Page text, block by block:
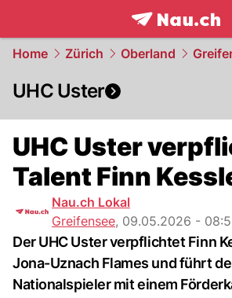
frontpage.
Home Zürich Oberland
UHC Uster
UHC Uster
Talent Finn
Nau.ch Lokal
Greifensee, 09.05.2026 -
Der UHC Uster verpflichtet Finn
Jona-Uznach Flames und führt
Nationalspieler mit einem